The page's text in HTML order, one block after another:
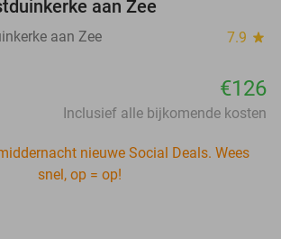
aan Zee
aan Zee 7.9 star
€126
Inclusief alle bijkomende kosten
nieuwe Social Deals. Wees
snel, op = op!